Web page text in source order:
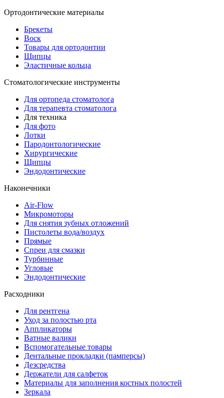
Ортодонтические материалы
Брекеты
Воск
Товары для ортодонтии
Щипцы
Эластичные кольца
Стоматологические инструменты
Для ортопеда стоматолога
Для терапевта стоматолога
Для техника
Для фото
Лотки
Пародонтологические
Хирургические
Щипцы
Эндодонтические
Наконечники
Air-Flow
Микромоторы
Для снятия зубных отложений
Пистолеты вода/воздух
Прямые
Спреи для смазки
Турбинные
Угловые
Эндодонтические
Расходники
Для рентгена
Уход за полостью рта
Аппликаторы
Ватные валики
Вспомогательные товары
Дентальные прокладки (памперсы)
Дезсредства
Держатели для салфеток
Материалы для заполнения костных полостей
Зеркала